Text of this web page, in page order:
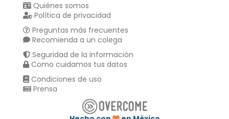
Quiénes somos
Política de privacidad
Preguntas más frecuentes
Recomienda a un colega
Seguridad de la información
Como cuidamos tus datos
Condiciones de uso
Prensa